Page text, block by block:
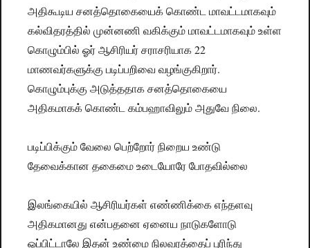
அதிகூடிய சனத்தொகையைக் கொண்ட மாவட்டமாகவும்
கல்விதரத்தில் முன்னணி வகிக்கும் மாவட்டமாகவும் உள்ள
கொழும்பில் ஓர் ஆசிரியர் சராசரியாக 22
மாணவர்களுக்கு படிப்பறிவை வழங்குகிறார்.
கொழும்புக்கு அடுத்ததாக சனத்தொகையை
அதிகமாகக் கொண்ட கம்பஹாவிலும் அதுவே நிலை.
படிப்பிக்கும் வேலை பெற்றோர் நிறைய உண்டு
தேவைக்கான தகைமை உடையோரே போதவில்லை
இலங்கையில் ஆசிரியர்கள் எண்ணிக்கை எந்தளவு
அதிகமானது என்பதனை ஏனைய நாடுகளோடு
ஒப்பிட்டாலே இதன் உண்மை நிலவரத்தைப் புரிந்து